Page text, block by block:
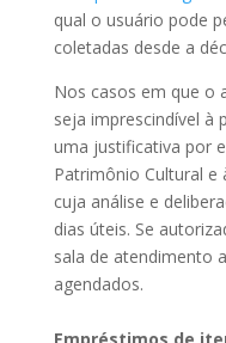
qual o usuário pode
coletadas desde a
Nos casos em que o
seja imprescindível à
uma justificativa por
Patrimônio Cultural e
cuja análise e
dias úteis. Se
sala de atendimento
agendados.